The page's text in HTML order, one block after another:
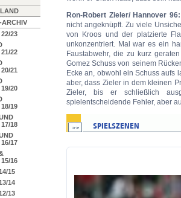
ARCHIV
23
22
21
20
19
18
17
16
15
14
13
Ron-Robert Zieler/ Hannover 96:
nicht angeknüpft. Zu viele
von Kroos und der platzierte
unkonzentriert. Mal war es ein
Faustabwehr, die zu kurz
Gomez Schuss von seinem
Ecke an, obwohl ein Schuss aufs
aber, dass Zieler in dem kleinen
Zieler, bis er schließlich
spielentscheidende Fehler, aber